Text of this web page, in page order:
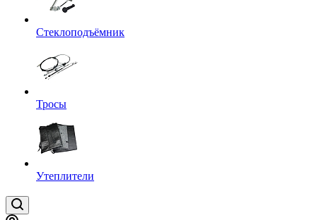
Стеклоподъёмник
Тросы
Утеплители